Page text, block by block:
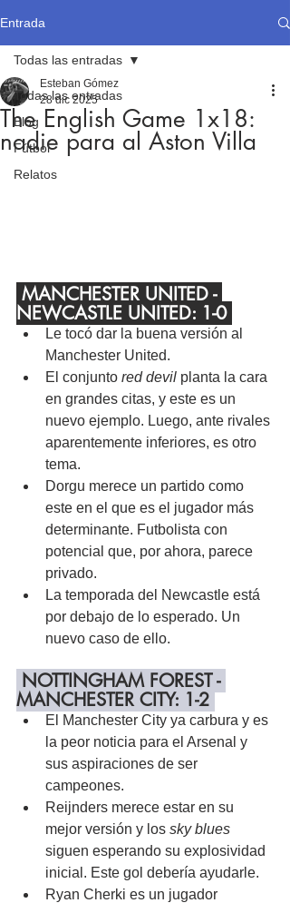
Entrada
Todas las entradas
Blog
Fútbol
Relatos
Todas las entradas
The English Game 1x18:
nadie para al Aston Villa
Esteban Gómez
28 dic 2025
MANCHESTER UNITED -
NEWCASTLE UNITED: 1-0
Le tocó dar la buena versión al
Manchester United.
El conjunto red devil planta la cara
en grandes citas, y este es un
nuevo ejemplo. Luego, ante rivales
aparentemente inferiores, es otro
tema.
Dorgu merece un partido como
este en el que es el jugador más
determinante. Futbolista con
potencial que, por ahora, parece
privado.
La temporada del Newcastle está
por debajo de lo esperado. Un
nuevo caso de ello.
NOTTINGHAM FOREST -
MANCHESTER CITY: 1-2
El Manchester City ya carbura y es
la peor noticia para el Arsenal y
sus aspiraciones de ser
campeones.
Reijnders merece estar en su
mejor versión y los sky blues
siguen esperando su explosividad
inicial. Este gol debería ayudarle.
Ryan Cherki es un jugador